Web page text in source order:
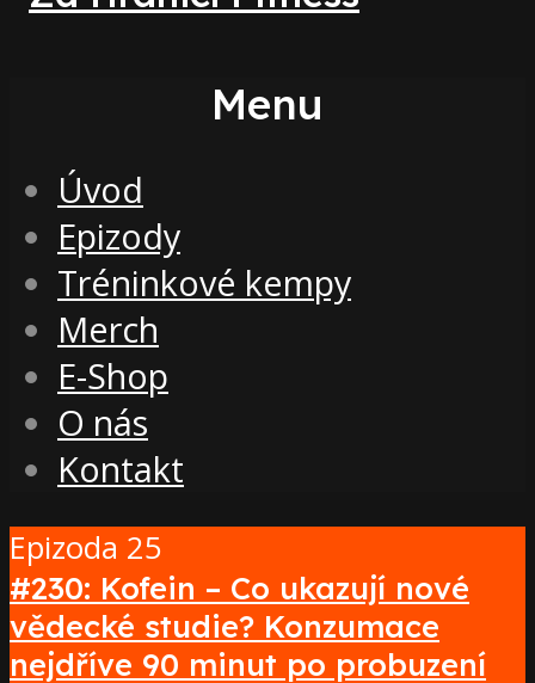
Menu
Úvod
Epizody
Tréninkové kempy
Merch
E-Shop
O nás
Kontakt
Epizoda 25
#230: Kofein – Co ukazují nové
vědecké studie? Konzumace
nejdříve 90 minut po probuzení